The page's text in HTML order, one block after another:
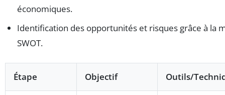
économiques.
Identification des opportunités et risques grâce à la
SWOT.
Étape Objectif Outils/